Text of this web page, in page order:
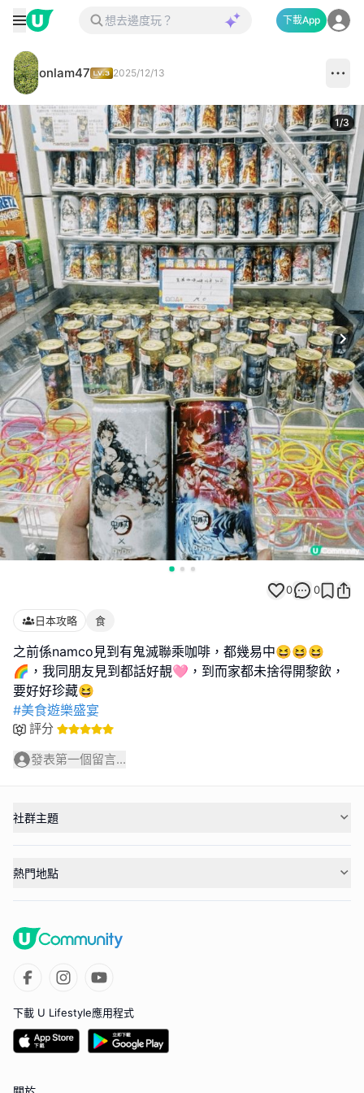
下載App
onlam47 2025/12/13
1/3
0 0
日本攻略 食
之前係namco見到有鬼滅聯乘咖啡，都幾易中😆😆😆
🌈，我同朋友見到都話好靚🩷，到而家都未捨得開黎飲，
#美食遊樂盛宴
評分
發表第一個留言...
社群主題
熱門地點
下載 U Lifestyle應用程式